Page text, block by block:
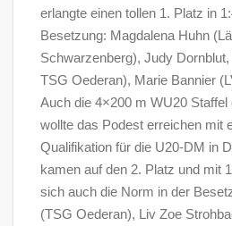
erlangte einen tollen 1. Platz in
Besetzung: Magdalena Huhn
Schwarzenberg), Judy
TSG Oederan), Marie Bannier
Auch die 4×200 m WU20
wollte das Podest erreichen mit
Qualifikation für die U20-DM in
kamen auf den 2. Platz und mit
sich auch die Norm in der
(TSG Oederan), Liv Zoe